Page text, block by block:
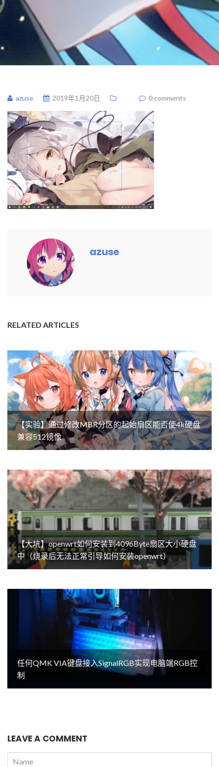
azuse 2019年1月20日 0 comments
azuse
RELATED ARTICLES
【实验】通过修改MBR分区的起始扇区能否使4k硬盘
兼容512镜像
【大坑】openwrt如何安装到4096Byte扇区大小硬盘
中（烧录后无法正常引导如何安装openwrt）
任何QMK VIA键盘接入SignalRGB实现电脑端RGB控
制
LEAVE A COMMENT